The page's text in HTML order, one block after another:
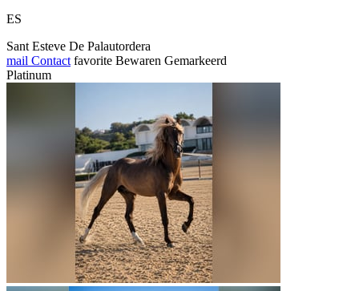
ES
Sant Esteve De Palautordera
mail Contact favorite Bewaren Gemarkeerd
Platinum